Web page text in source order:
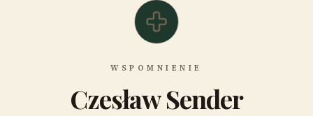
WSPOMNIENIE
Czesław Sender